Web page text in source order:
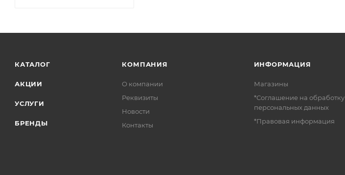
КАТАЛОГ
АКЦИИ
УСЛУГИ
БРЕНДЫ
КОМПАНИЯ
О компании
Реквизиты
Новости
Контакты
ИНФОРМАЦИЯ
Магазины
*Соглашение на обработку
персональных данных
*Правовая информация